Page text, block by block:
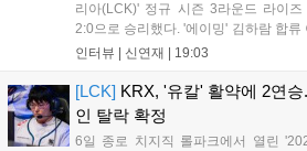
리아(LCK)' 정규 시즌 3라운드 라이
2:0으로 승리했다. '에이밍' 김하람 합류
이드 된 경기력을 보여주며 기분 좋은
인터뷰 | 신연재 19:03
[LCK] KRX, '유칼' 활약에 2연
인 탈락 확정
6일 종로 치지직 롤파크에서 열린